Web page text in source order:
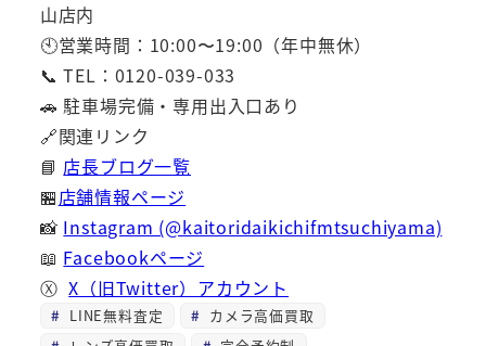
山店内
🕙営業時間：10:00〜19:00（年中無休）
📞 TEL：0120-039-033
🚗 駐車場完備・専用出入口あり
🔗関連リンク
📘 店長ブログ一覧
🏪店舗情報ページ
📸 Instagram (@kaitoridaikichifmtsuchiyama)
📖 Facebookページ
ⓍX（旧Twitter）アカウント
LINE無料査定
カメラ高価買取